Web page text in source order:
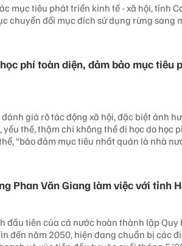
mục tiêu phát triển kinh tế - xã hội, tỉnh
chuyển đổi mục đích sử dụng rừng sang
phí toàn diện, đảm bảo mục tiêu
giá rõ tác động xã hội, đặc biệt ảnh
thế, thậm chí không thể đi học do học
“bảo đảm mục tiêu nhất quán là nhà
Phan Văn Giang làm việc với tỉnh
đầu tiên của cả nước hoàn thành lập Quy
đến năm 2050, hiện đang chuẩn bị các